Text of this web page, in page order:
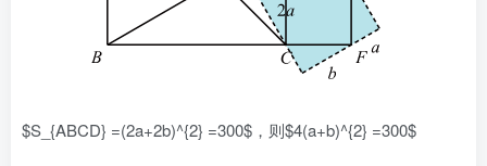
$S_{ABCD} =(2a+2b)^{2} =300$，则$4(a+b)^{2} =300$